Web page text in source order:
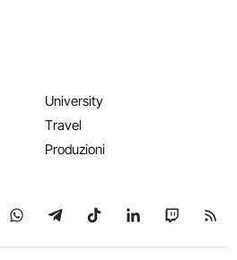
University
Travel
Produzioni
su YouTube
Seguici su WhatsApp
Seguici su Telegram
Seguici su TikTok
Seguici su
Seguici